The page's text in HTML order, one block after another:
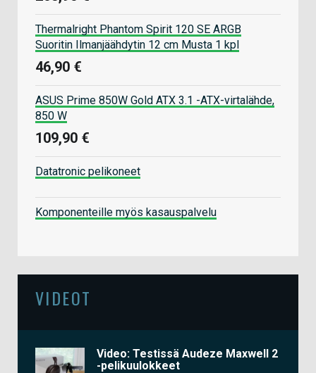
Thermalright Phantom Spirit 120 SE ARGB
Suoritin Ilmanjäähdytin 12 cm Musta 1 kpl
46,90 €
ASUS Prime 850W Gold ATX 3.1 -ATX-virtalähde,
850 W
109,90 €
Datatronic pelikoneet
Komponenteille myös kasauspalvelu
VIDEOT
Video: Testissä Audeze Maxwell 2
-pelikuulokkeet